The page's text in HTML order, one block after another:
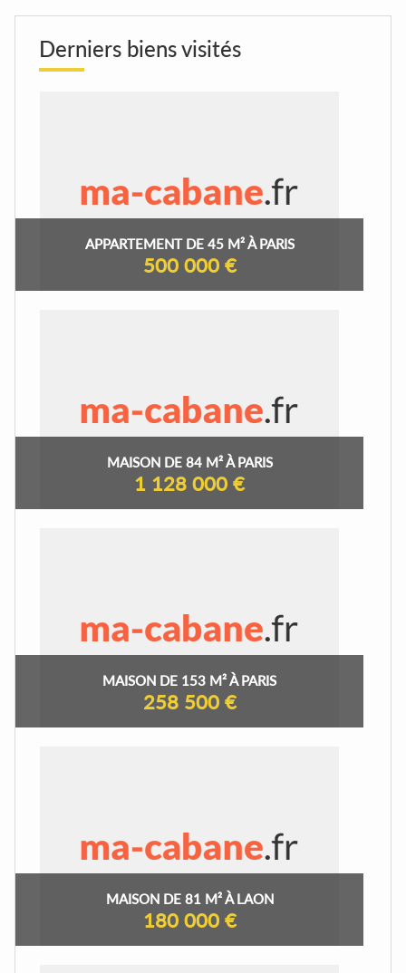
Derniers biens visités
APPARTEMENT DE 45 M² À PARIS
500 000 €
MAISON DE 84 M² À PARIS
1 128 000 €
MAISON DE 153 M² À PARIS
258 500 €
MAISON DE 81 M² À LAON
180 000 €